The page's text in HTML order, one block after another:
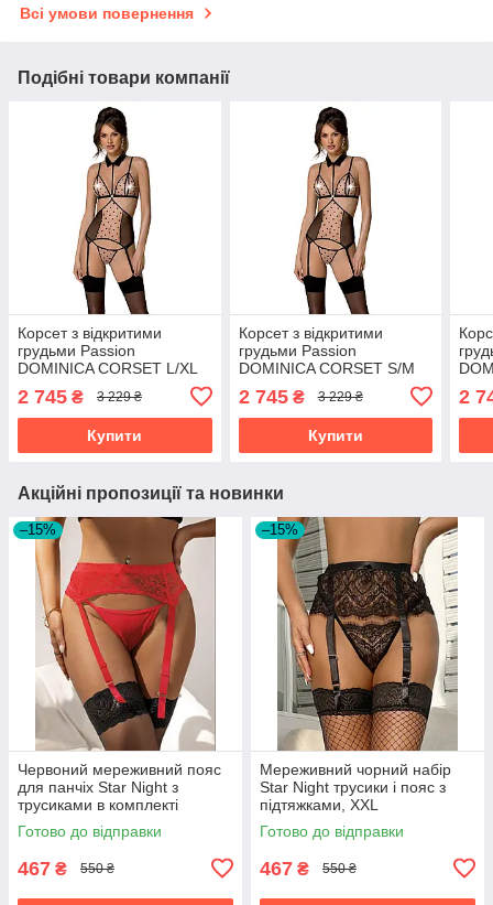
Всі умови повернення
Подібні товари компанії
Корсет з відкритими
грудьми Passion
DOMINICA CORSET L/XL
стрінги
2 745 ₴ 3 229 ₴
Купити
Корсет з відкритими
грудьми Passion
DOMINICA CORSET S/M
стрінги
2 745₴ 3 229 ₴
Купити
2
Акційні пропозиції та новинки
–15%
Червоний мереживний пояс
для панчіх Star Night з
трусиками в комплекті
Готово до відправки
467 ₴ 550 ₴
–15%
Мереживний чорний набір
Star Night трусики і пояс з
підтяжками, XXL
Готово до відправки
467 ₴ 550 ₴